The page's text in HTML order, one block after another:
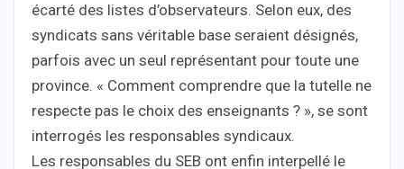
écarté des listes d’observateurs. Selon eux, des
syndicats sans véritable base seraient désignés,
parfois avec un seul représentant pour toute une
province. « Comment comprendre que la tutelle ne
respecte pas le choix des enseignants ? », se sont
interrogés les responsables syndicaux.
Les responsables du SEB ont enfin interpellé le